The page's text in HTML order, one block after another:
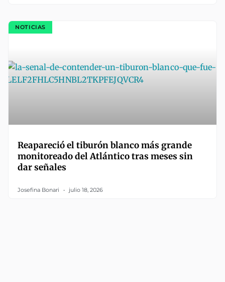
NOTICIAS
Reapareció el tiburón blanco más grande
monitoreado del Atlántico tras meses sin
dar señales
Josefina Bonari julio 18, 2026